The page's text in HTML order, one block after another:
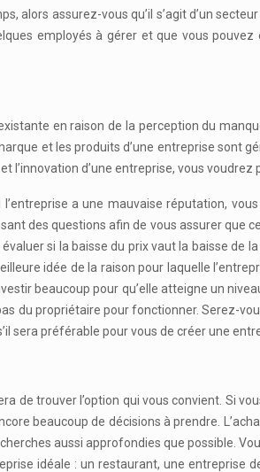
alors assurez-vous qu’il s’agit d’un
employés à gérer et que vous
en raison de la perception du
et les produits d’une entreprise sont
d’une entreprise, vous voudrez
a une mauvaise réputation,
des questions afin de vous assurer que
si la baisse du prix vaut la baisse de
idée de la raison pour laquelle
beaucoup pour qu’elle atteigne un
du propriétaire pour fonctionner. Serez-
sera préférable pour vous de créer une
de trouver l’option qui vous convient. Si
beaucoup de décisions à prendre.
aussi approfondies que possible.
idéale : un restaurant, une